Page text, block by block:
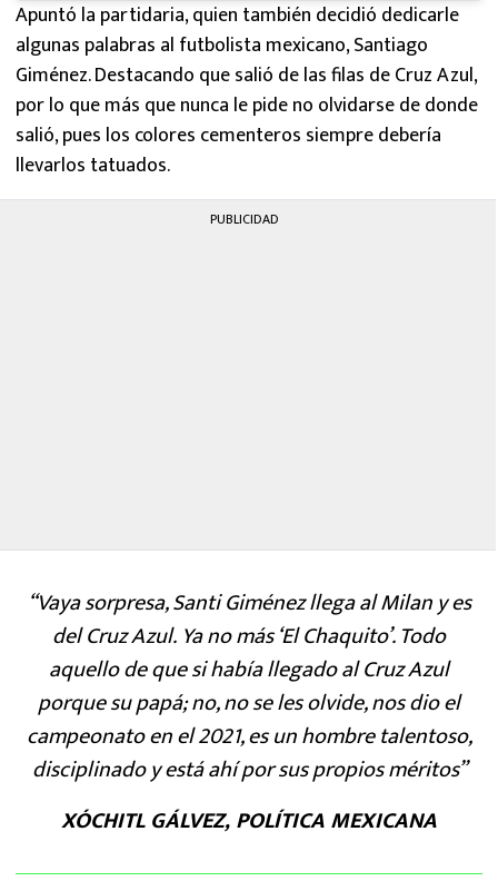
Apuntó la partidaria, quien también decidió dedicarle
algunas palabras al futbolista mexicano, Santiago
Giménez. Destacando que salió de las filas de Cruz Azul,
por lo que más que nunca le pide no olvidarse de donde
salió, pues los colores cementeros siempre debería
llevarlos tatuados.
PUBLICIDAD
“Vaya sorpresa, Santi Giménez llega al Milan y es
del Cruz Azul. Ya no más ‘El Chaquito’. Todo
aquello de que si había llegado al Cruz Azul
porque su papá; no, no se les olvide, nos dio el
campeonato en el 2021, es un hombre talentoso,
disciplinado y está ahí por sus propios méritos”
XÓCHITL GÁLVEZ, POLÍTICA MEXICANA